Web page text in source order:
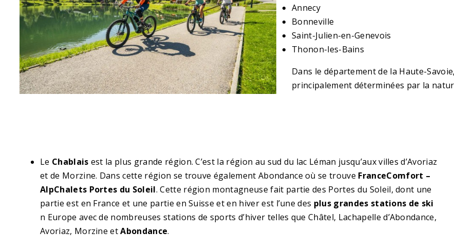
Annecy
Bonneville
Saint-Julien-en-Genevois
Thonon-les-Bains
Dans le département de la Haute-Savoie
principalement déterminées par la
Le Chablais est la plus grande région. C’est la région au sud du lac Léman jusqu’aux villes d’Avoriaz
et de Morzine. Dans cette région se trouve également Abondance où se trouve FranceComfort –
AlpChalets Portes du Soleil. Cette région montagneuse fait partie des Portes du Soleil, dont une
partie est en France et une partie en Suisse et en hiver est l’une des plus grandes stations de ski
n Europe avec de nombreuses stations de sports d’hiver telles que Châtel, Lachapelle d’Abondance,
Avoriaz, Morzine etAbondance.